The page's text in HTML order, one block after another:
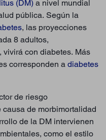
(DM) a nivel mundial
pública. Según la
, las proyecciones
8 adultos,
con diabetes. Más
corresponden a diabetes
de riesgo
de morbimortalidad
de la DM intervienen
como el estilo